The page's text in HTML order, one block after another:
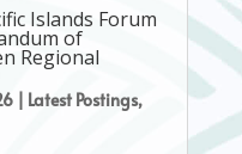
Islands Forum
of
Regional
| Latest Postings,